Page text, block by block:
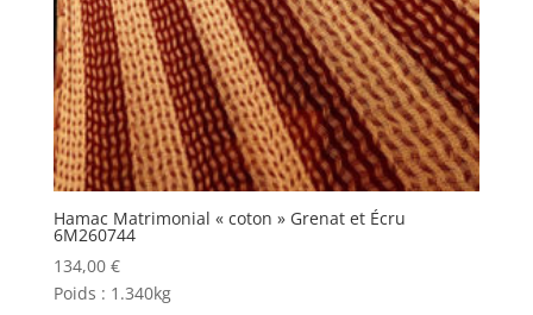
Hamac Matrimonial « coton » Grenat et Écru
6M260744
134,00 €
Poids : 1.340kg